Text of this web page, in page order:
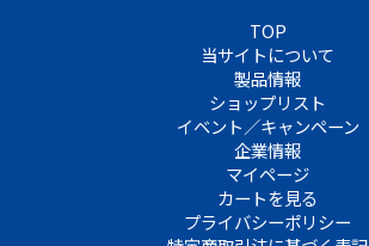
TOP
当サイトについて
製品情報
ショップリスト
イベント／キャンペーン
企業情報
マイページ
カートを見る
プライバシーポリシー